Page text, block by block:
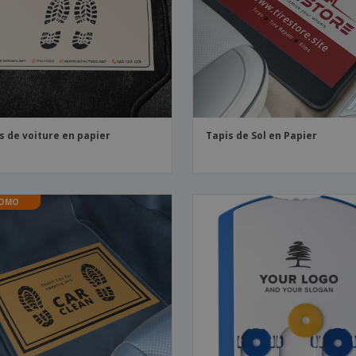
Sacs et accessoires de
transport
Étiquettes pour
Imprimantes
de voiture en papier Tapis de Sol en Papier